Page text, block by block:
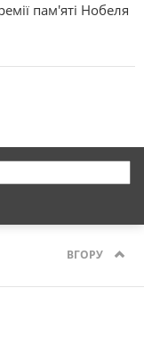
пам'яті Нобеля
ВГОРУ